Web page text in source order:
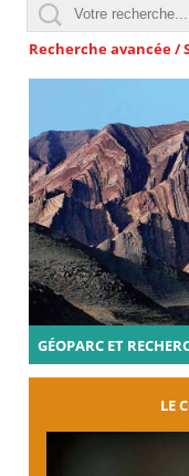
Recherche avancée /
GÉOPARC ET
LE